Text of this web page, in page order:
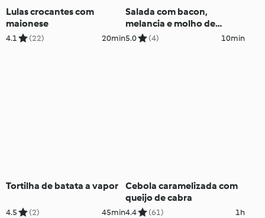
Lulas crocantes com
maionese
4.1 (22) 20min
Salada com bacon,
melancia e molho de
iogurte
5.0 (4) 10min
Tortilha de batata a vapor
4.5 (2) 45min
Cebola caramelizada com
queijo de cabra
4.4 (61) 1h